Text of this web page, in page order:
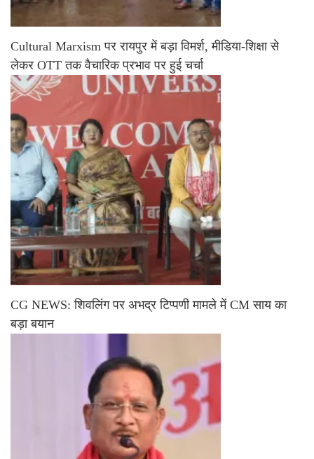
Cultural Marxism पर रायपुर में बड़ा विमर्श, मीडिया-शिक्षा से
लेकर OTT तक वैचारिक प्रभाव पर हुई चर्चा
CG NEWS: शिवलिंग पर अभद्र टिप्पणी मामले में CM साय का
बड़ा बयान